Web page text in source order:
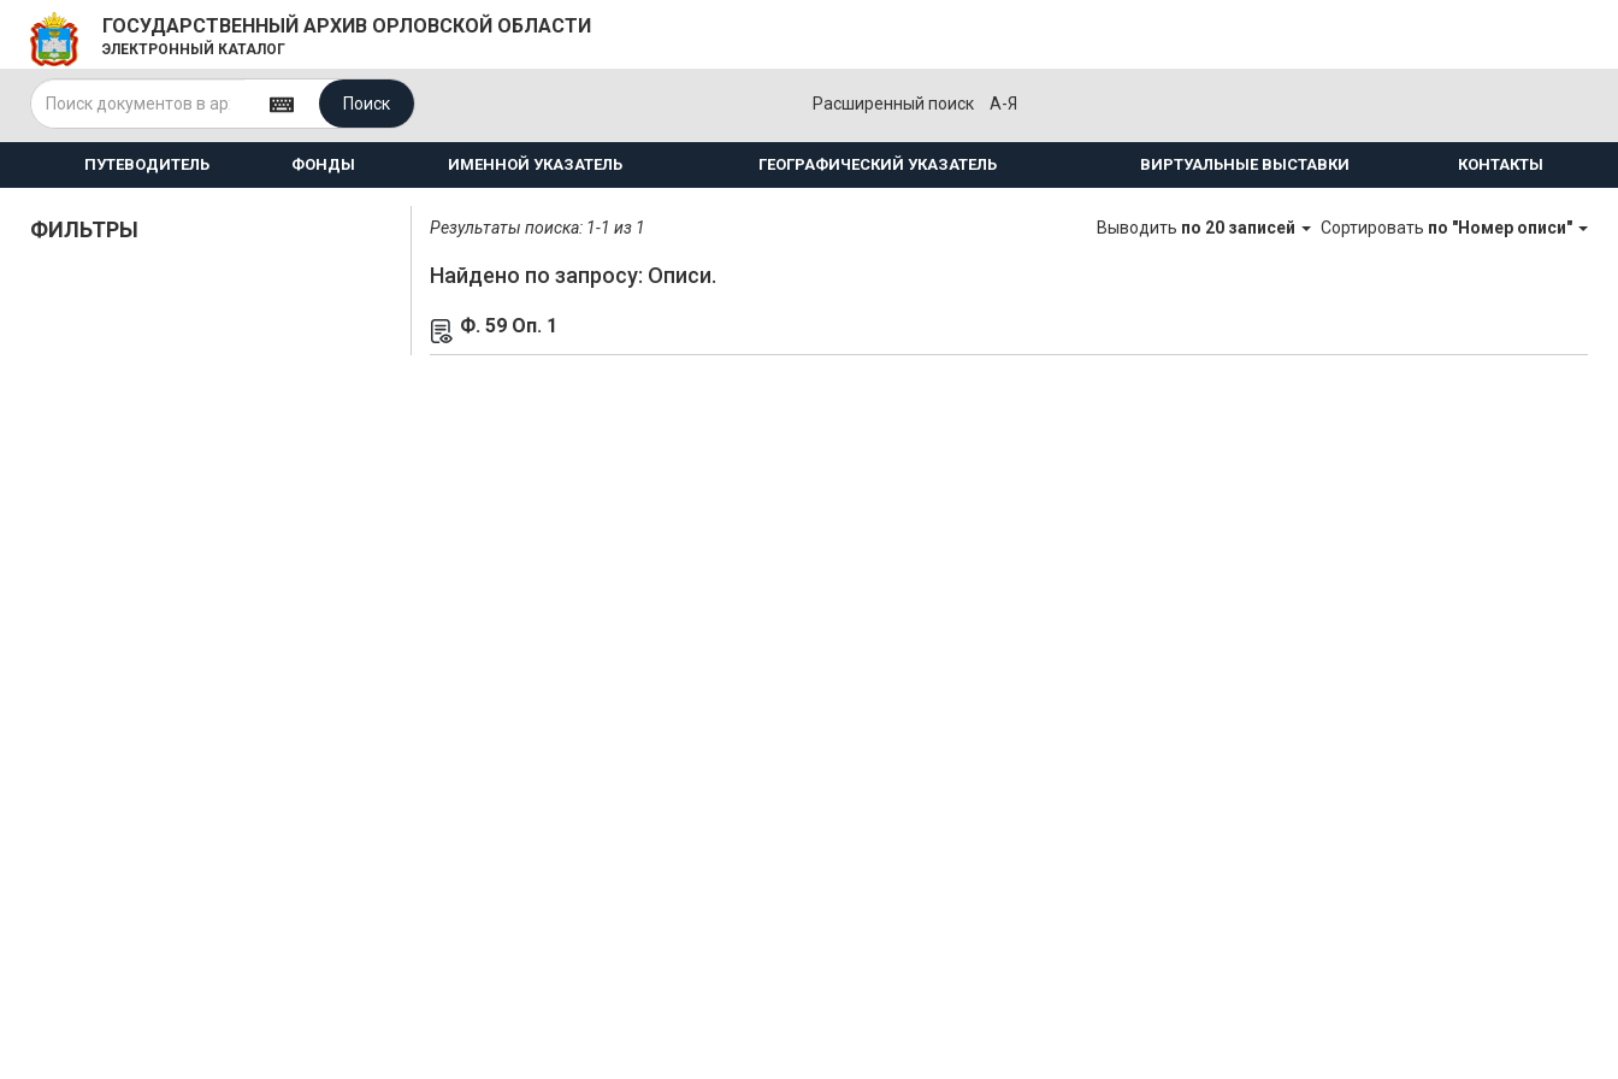
ГОСУДАРСТВЕННЫЙ АРХИВ ОРЛОВСКОЙ ОБЛАСТИ
ЭЛЕКТРОННЫЙ КАТАЛОГ
Поиск Расширенный поиск А-Я
ПУТЕВОДИТЕЛЬ ФОНДЫ ИМЕННОЙ УКАЗАТЕЛЬ ГЕОГРАФИЧЕСКИЙ УКАЗАТЕЛЬ ВИРТУАЛЬНЫЕ ВЫСТАВКИ КОНТАКТЫ
ФИЛЬТРЫ Результаты поиска: 1-1 из 1 Выводить по 20 записей Сортировать по "Номер описи"
Найдено по запросу: Описи.
Ф. 59 Оп. 1